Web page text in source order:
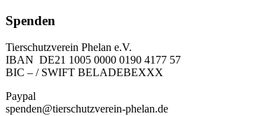
Spenden
Tierschutzverein Phelan e.V.
IBAN DE21 1005 0000 0190 4177 57
BIC – / SWIFT BELADEBEXXX
Paypal
spenden@tierschutzverein-phelan.de